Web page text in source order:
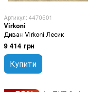
Артикул: 4470501
Virkoni
Диван Virkoni Лесик
9 414 грн
Купити